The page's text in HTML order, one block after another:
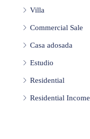
Villa
Commercial Sale
Casa adosada
Estudio
Residential
Residential Income